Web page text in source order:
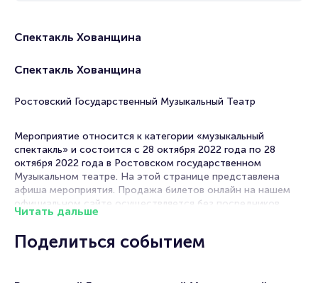
Спектакль Хованщина
Спектакль Хованщина
Ростовский Государственный Музыкальный Театр
Мероприятие относится к категории «музыкальный
спектакль» и состоится с 28 октября 2022 года по 28
октября 2022 года в Ростовском государственном
Музыкальном театре. На этой странице представлена
афиша мероприятия. Продажа билетов онлайн на нашем
официальном сайте осуществляется без посредников.
Зачастую это единственная возможность достать билет
Читать дальше
Поделиться событием